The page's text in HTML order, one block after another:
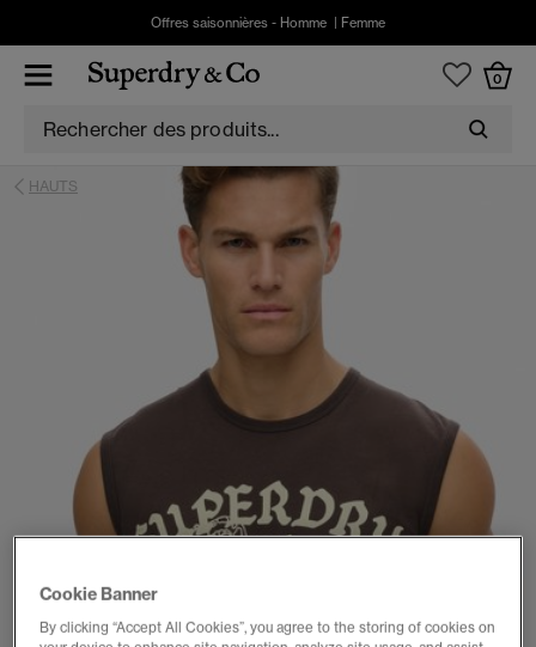
Offres saisonnières - Homme Femme
0
HAUTS
Cookie Banner
By clicking “Accept All Cookies”, you agree to the storing of cookies on